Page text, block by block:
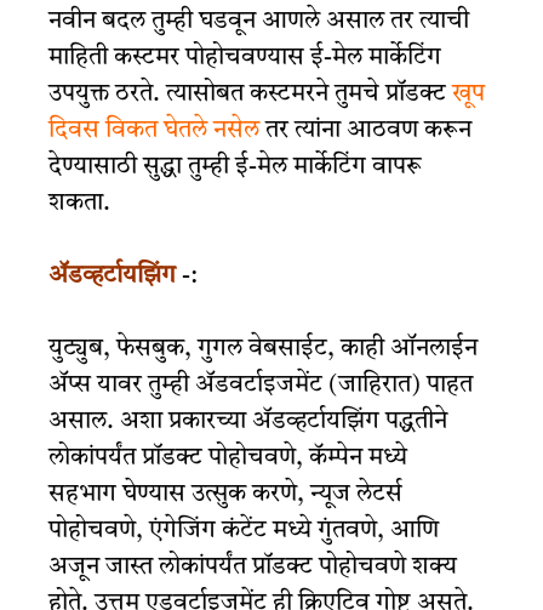
नवीन बदल तुम्ही घडवून आणले असाल तर त्याची
माहिती कस्टमर पोहोचवण्यास ई-मेल मार्केटिंग
उपयुक्त ठरते. त्यासोबत कस्टमरने तुमचे प्रॉडक्ट खूप
दिवस विकत घेतले नसेलतर त्यांना आठवण करून
देण्यासाठी सुद्धा तुम्ही ई-मेल मार्केटिंग वापरू
शकता.
ॲडव्हर्टायझिंग-:
युट्युब, फेसबुक, गुगल वेबसाईट, काही ऑनलाईन
ॲप्स यावर तुम्ही ॲडवर्टाइजमेंट (जाहिरात) पाहत
असाल. अशा प्रकारच्या ॲडव्हर्टायझिंग पद्धतीने
लोकांपर्यंत प्रॉडक्ट पोहोचवणे, कॅम्पेन मध्ये
सहभाग घेण्यास उत्सुक करणे, न्यूज लेटर्स
पोहोचवणे, एंगेजिंग कंटेंट मध्ये गुंतवणे, आणि
अजून जास्त लोकांपर्यंत प्रॉडक्ट पोहोचवणे शक्य
होते. उत्तम एडवर्टाइजमेंट ही क्रिएटिव गोष्ट असते.